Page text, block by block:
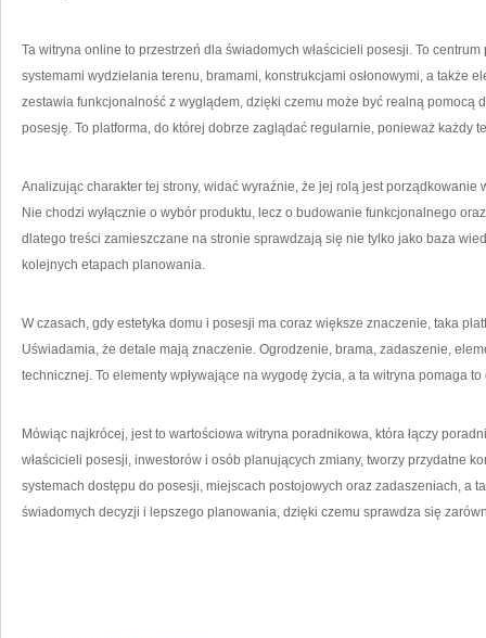
Ta witryna online to przestrzeń dla świadomych właścicieli posesji. To centrum
systemami wydzielania terenu, bramami, konstrukcjami osłonowymi, a także
zestawia funkcjonalność z wyglądem, dzięki czemu może być realną pomocą
posesję. To platforma, do której dobrze zaglądać regularnie, ponieważ każdy
Analizując charakter tej strony, widać wyraźnie, że jej rolą jest
Nie chodzi wyłącznie o wybór produktu, lecz o budowanie funkcjonalnego
dlatego treści zamieszczane na stronie sprawdzają się nie tylko jako baza
kolejnych etapach planowania.
W czasach, gdy estetyka domu i posesji ma coraz większe znaczenie, taka
Uświadamia, że detale mają znaczenie. Ogrodzenie, brama, zadaszenie,
technicznej. To elementy wpływające na wygodę życia, a ta witryna pomaga to
Mówiąc najkrócej, jest to wartościowa witryna poradnikowa, która łączy
właścicieli posesji, inwestorów i osób planujących zmiany, tworzy przydatne
systemach dostępu do posesji, miejscach postojowych oraz zadaszeniach, a
świadomych decyzji i lepszego planowania, dzięki czemu sprawdza się